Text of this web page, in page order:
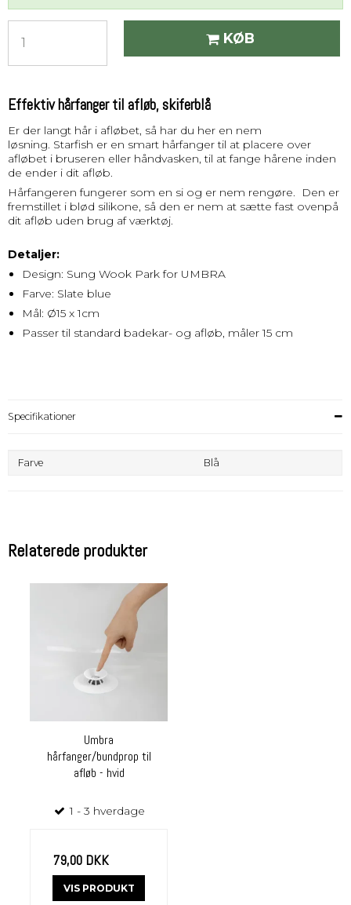
KØB
Effektiv hårfanger til afløb, skiferblå
Er der langt hår i afløbet, så har du her en nem
løsning. Starfish er en smart hårfanger til at placere over
afløbet i bruseren eller håndvasken, til at fange hårene inden
de ender i dit afløb.
Hårfangeren fungerer som en si og er nem rengøre. Den er
fremstillet i blød silikone, så den er nem at sætte fast ovenpå
dit afløb uden brug af værktøj.
Detaljer:
Design: Sung Wook Park for UMBRA
Farve: Slate blue
Mål: Ø15 x 1cm
Passer til standard badekar- og afløb, måler 15 cm
Specifikationer
Farve Blå
Relaterede produkter
Umbra
hårfanger/bundprop til
afløb - hvid
1 - 3 hverdage
79,00 DKK
VIS PRODUKT